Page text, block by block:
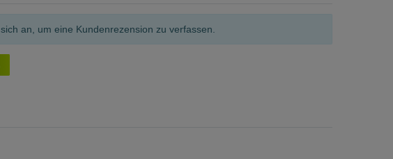
an, um eine Kundenrezension zu verfassen.